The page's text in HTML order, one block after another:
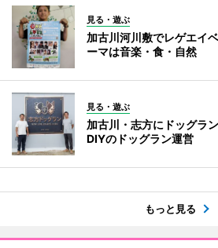
見る・遊ぶ
加古川河川敷でレゲエイ
ーマは音楽・食・自然
見る・遊ぶ
加古川・志方にドッグラ
DIYのドッグラン運営
もっと見る